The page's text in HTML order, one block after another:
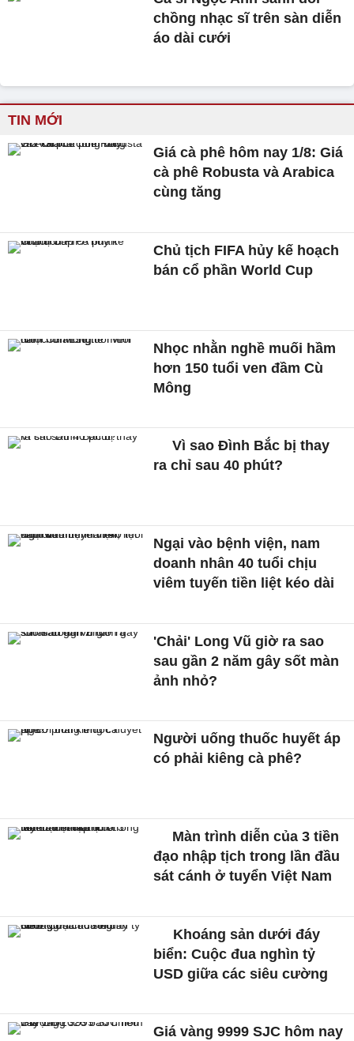
chồng nhạc sĩ trên sàn diễn
áo dài cưới
TIN MỚI
Giá cà phê hôm nay 1/8: Giá
cà phê Robusta và Arabica
cùng tăng
Chủ tịch FIFA hủy kế hoạch
bán cổ phần World Cup
Nhọc nhằn nghề muối hầm
hơn 150 tuổi ven đầm Cù
Mông
Vì sao Đình Bắc bị thay
ra chỉ sau 40 phút?
Ngại vào bệnh viện, nam
doanh nhân 40 tuổi chịu
viêm tuyến tiền liệt kéo dài
'Chải' Long Vũ giờ ra sao
sau gần 2 năm gây sốt màn
ảnh nhỏ?
Người uống thuốc huyết áp
có phải kiêng cà phê?
Màn trình diễn của 3 tiền
đạo nhập tịch trong lần đầu
sát cánh ở tuyển Việt Nam
Khoáng sản dưới đáy
biển: Cuộc đua nghìn tỷ
USD giữa các siêu cường
Giá vàng 9999 SJC hôm nay